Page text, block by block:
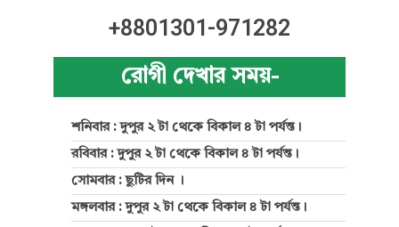
+8801301-971282
রোগী দেখার সময়-
শনিবার : দুপুর ২ টা থেকে বিকাল ৪ টা পর্যন্ত।
রবিবার : দুপুর ২ টা থেকে বিকাল ৪ টা পর্যন্ত।
সোমবার : ছুটির দিন ।
মঙ্গলবার : দুপুর ২ টা থেকে বিকাল ৪ টা পর্যন্ত।